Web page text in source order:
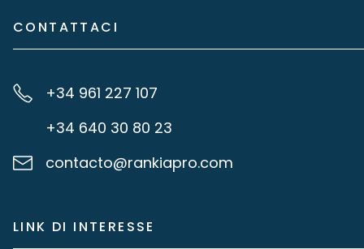
CONTATTACI
+34 961 227 107
+34 640 30 80 23
contacto@rankiapro.com
LINK DI INTERESSE